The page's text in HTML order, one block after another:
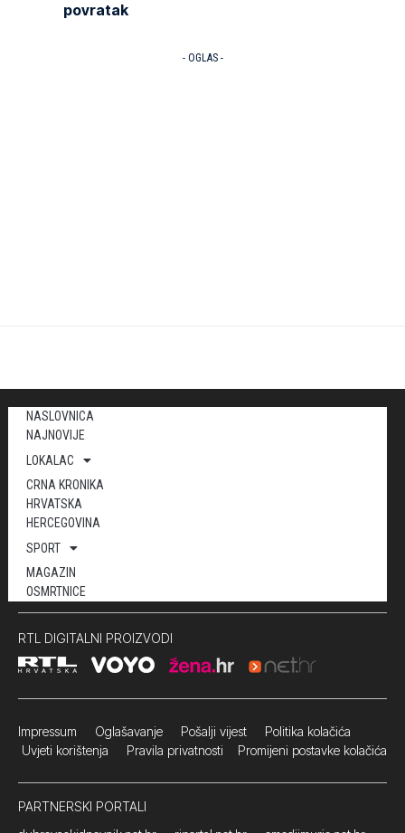
povratak
- OGLAS -
NASLOVNICA
NAJNOVIJE
LOKALAC
CRNA KRONIKA
HRVATSKA
HERCEGOVINA
SPORT
MAGAZIN
OSMRTNICE
RTL DIGITALNI PROIZVODI
Impressum Oglašavanje Pošalji vijest Politika kolačića
Uvjeti korištenja Pravila privatnosti Promijeni postavke kolačića
PARTNERSKI PORTALI